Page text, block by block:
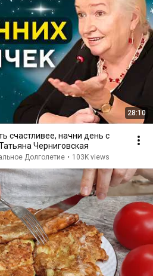
28:10
счастливее, начни день с
Черниговская
Долголетие • 103K views